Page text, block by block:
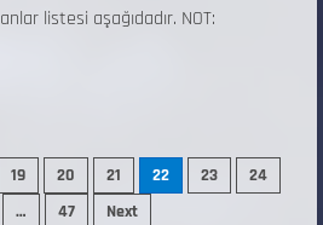
listesi aşağıdadır. NOT:
19 20 21 22 23
24
… 47 Next